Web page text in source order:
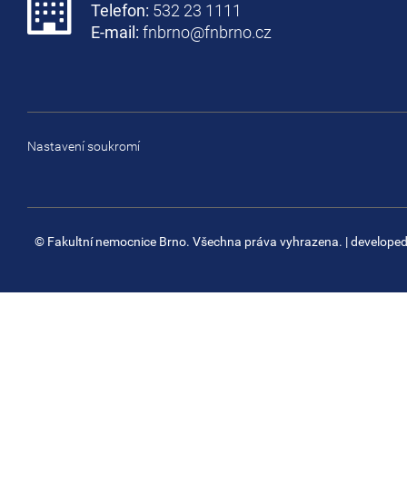
Telefon: 532 23 1111
E-mail: fnbrno@fnbrno.cz
Nastavení soukromí
© Fakultní nemocnice Brno. Všechna práva vyhrazena. |